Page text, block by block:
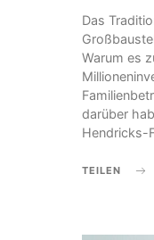
Das
Warum es
darüber
Hendricks-
TEILEN